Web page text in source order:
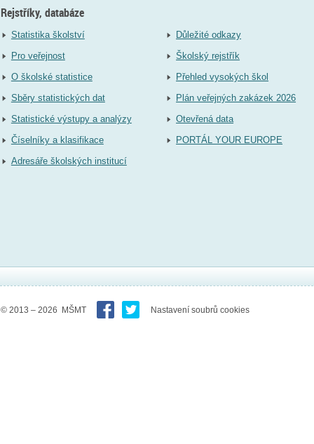
Rejstříky, databáze
Statistika školství
Pro veřejnost
O školské statistice
Sběry statistických dat
Statistické výstupy a analýzy
Číselníky a klasifikace
Adresáře školských institucí
Důležité odkazy
Školský rejstřík
Přehled vysokých škol
Plán veřejných zakázek 2026
Otevřená data
PORTÁL YOUR EUROPE
© 2013 – 2026 MŠMT Nastavení soubrů cookies